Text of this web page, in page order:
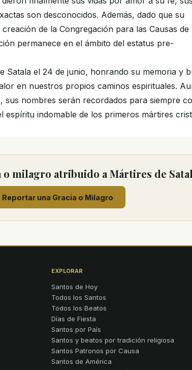
son desconocidos. Además, dado que su
de la Congregación para las Causas de
permanece en el ámbito del estatus pre-
Satala el 24 de junio, honrando su memoria y
en nuestros propios caminos espirituales.
sus nombres serán recordados para siempre
espíritu indomable de los primeros mártires
o milagro atribuido a Mártires de
Reportar una Gracia o Milagro
EXPLORAR
Santos de Hoy
Todos los Santos
Todos los Beatos
Días de Fiesta
Santos por País
Santos y beatos por tradición religiosa
Santos Patronos por Causa
Santos de América